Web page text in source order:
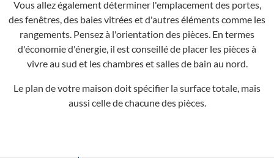
Vous allez également déterminer l'emplacement des portes,
des fenêtres, des baies vitrées et d'autres éléments comme les
rangements. Pensez à l'orientation des pièces. En termes
d'économie d'énergie, il est conseillé de placer les pièces à
vivre au sud et les chambres et salles de bain au nord.
Le plan de votre maison doit spécifier la surface totale, mais
aussi celle de chacune des pièces.